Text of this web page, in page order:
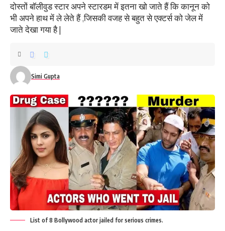
दोस्तों बॉलीवुड स्टार अपने स्टारडम में इतना खो जाते हैं कि कानून को
भी अपने हाथ में ले लेते हैं ,जिसकी वजह से बहुत से एक्टर्स को जेल में
जाते देखा गया है |
Simi Gupta
List of 8 Bollywood actor jailed for serious crimes.